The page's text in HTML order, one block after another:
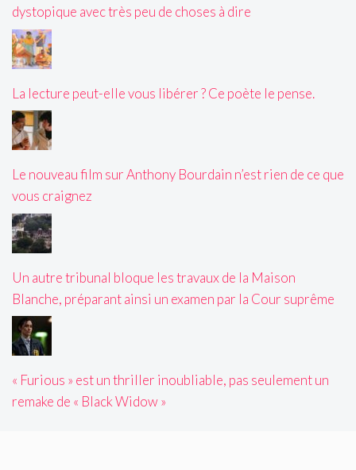
dystopique avec très peu de choses à dire
La lecture peut-elle vous libérer ? Ce poète le pense.
Le nouveau film sur Anthony Bourdain n’est rien de ce que
vous craignez
Un autre tribunal bloque les travaux de la Maison
Blanche, préparant ainsi un examen par la Cour suprême
« Furious » est un thriller inoubliable, pas seulement un
remake de « Black Widow »